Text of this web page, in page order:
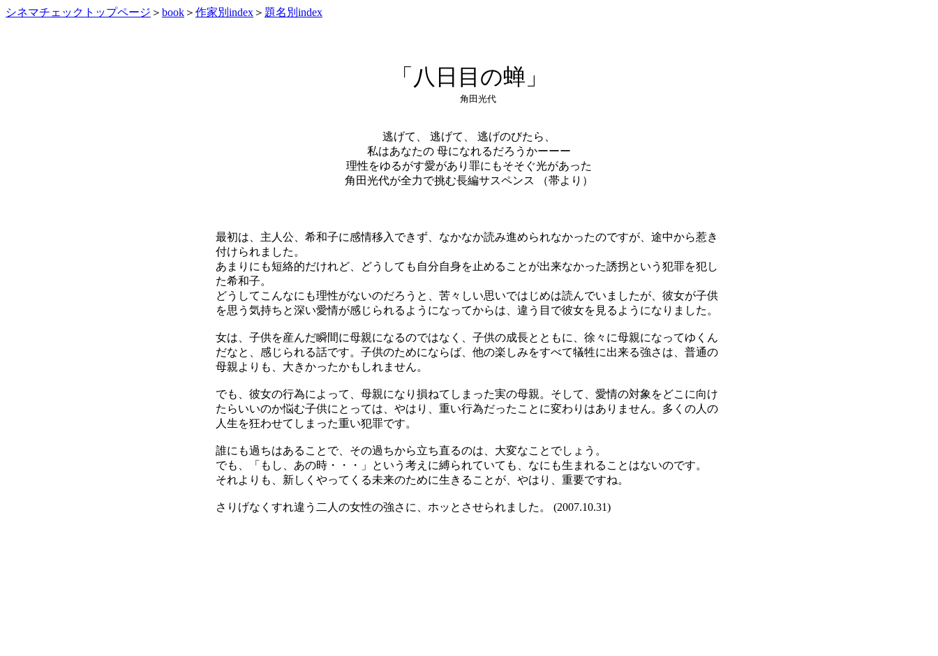
シネマチェックトップページ ＞ book ＞ 作家別index ＞ 題名別index
「八日目の蝉」
角田光代
逃げて、 逃げて、 逃げのびたら、
私はあなたの 母になれるだろうかーーー
理性をゆるがす愛があり罪にもそそぐ光があった
角田光代が全力で挑む長編サスペンス （帯より）
最初は、主人公、希和子に感情移入できず、なかなか読み進められなかったのですが、途中から惹き
付けられました。
あまりにも短絡的だけれど、どうしても自分自身を止めることが出来なかった誘拐という犯罪を犯し
た希和子。
どうしてこんなにも理性がないのだろうと、苦々しい思いではじめは読んでいましたが、彼女が子供
を思う気持ちと深い愛情が感じられるようになってからは、違う目で彼女を見るようになりました。
女は、子供を産んだ瞬間に母親になるのではなく、子供の成長とともに、徐々に母親になってゆくん
だなと、感じられる話です。子供のためにならば、他の楽しみをすべて犠牲に出来る強さは、普通の
母親よりも、大きかったかもしれません。
でも、彼女の行為によって、母親になり損ねてしまった実の母親。そして、愛情の対象をどこに向け
たらいいのか悩む子供にとっては、やはり、重い行為だったことに変わりはありません。多くの人の
人生を狂わせてしまった重い犯罪です。
誰にも過ちはあることで、その過ちから立ち直るのは、大変なことでしょう。
でも、「もし、あの時・・・」という考えに縛られていても、なにも生まれることはないのです。
それよりも、新しくやってくる未来のために生きることが、やはり、重要ですね。
さりげなくすれ違う二人の女性の強さに、ホッとさせられました。 (2007.10.31)